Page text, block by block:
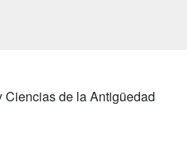
Ciencias de la Antigüedad